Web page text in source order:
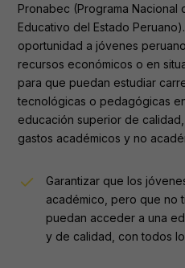
Pronabec (Programa Nacional
Educativo del Estado
oportunidad a jóvenes
recursos económicos o en
para que puedan estudiar
tecnológicas o pedagógicas
educación superior de
gastos académicos y no
Garantizar que los
académico, pero que no
puedan acceder a una
y de calidad, con todos